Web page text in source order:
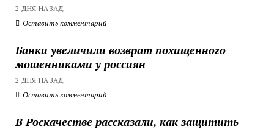
2 ДНЯ НАЗАД
Оставить комментарий
Банки увеличили возврат похищенного
мошенниками у россиян
2 ДНЯ НАЗАД
Оставить комментарий
В Роскачестве рассказали, как защитить